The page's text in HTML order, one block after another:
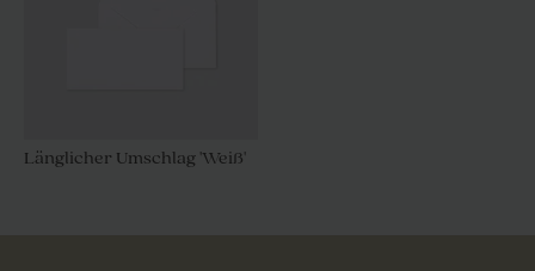
Länglicher Umschlag 'Weiß'